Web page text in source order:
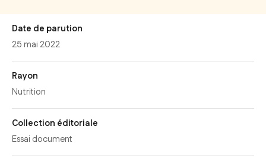
Date de parution
25 mai 2022
Rayon
Nutrition
Collection éditoriale
Essai document